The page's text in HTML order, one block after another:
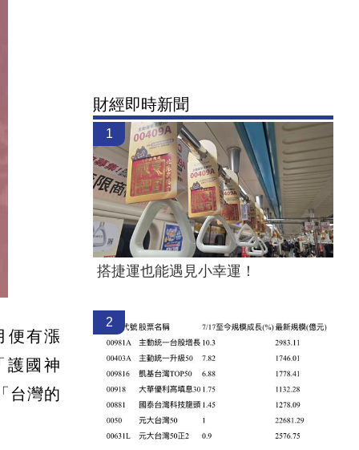
便有漲
護國神
台灣的
財經即時新聞
1
搭捷運也能遇見小幸運！
2